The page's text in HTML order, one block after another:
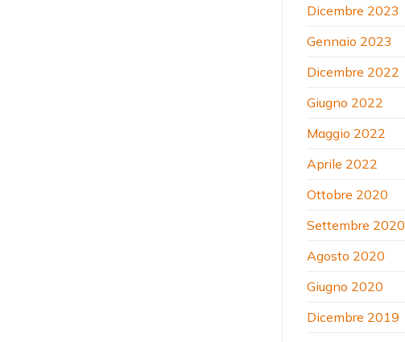
Dicembre 2023
Gennaio 2023
Dicembre 2022
Giugno 2022
Maggio 2022
Aprile 2022
Ottobre 2020
Settembre 2020
Agosto 2020
Giugno 2020
Dicembre 2019